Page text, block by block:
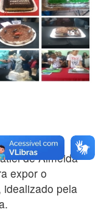
de abril, a
de Almeida
expor o
idealizado pela